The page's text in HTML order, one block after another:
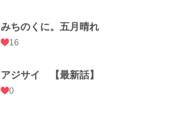
みちのくに。五月晴れ
16
アジサイ 【最新話】
0